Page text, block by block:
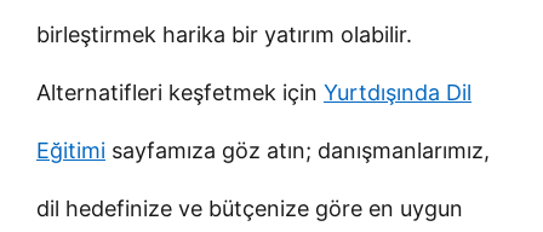
birleştirmek harika bir yatırım olabilir.
Alternatifleri keşfetmek için Yurtdışında Dil
Eğitimi sayfamıza göz atın; danışmanlarımız,
dil hedefinize ve bütçenize göre en uygun